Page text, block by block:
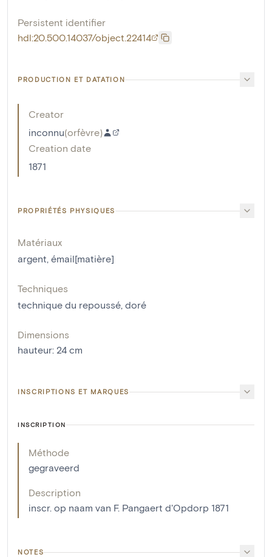
Persistent identifier
hdl:20.500.14037/object.22414
PRODUCTION ET DATATION
Creator
inconnu(orfèvre)
Creation date
1871
PROPRIÉTÉS PHYSIQUES
Matériaux
argent, émail[matière]
Techniques
technique du repoussé, doré
Dimensions
hauteur: 24 cm
INSCRIPTIONS ET MARQUES
INSCRIPTION
Méthode
gegraveerd
Description
inscr. op naam van F. Pangaert d'Opdorp 1871
NOTES